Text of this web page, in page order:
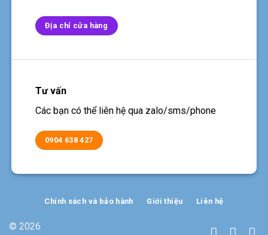
Địa chỉ cửa hàng
Tư vấn
Các bạn có thể liên hệ qua zalo/sms/phone
0904 638 427
© 2026
Chính sách và bảo hành Giới thiệu Liên hệ